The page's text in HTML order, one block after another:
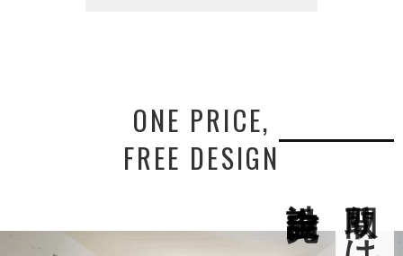
ONE PRICE,
FREE DESIGN
間取りは